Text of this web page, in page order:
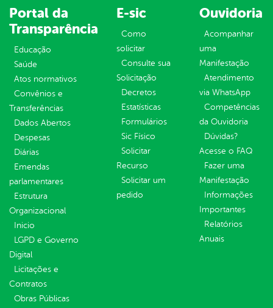
Portal da
Transparência
Educação
Saúde
Atos normativos
Convênios e
Transferências
Dados Abertos
Despesas
Diárias
Emendas
parlamentares
Estrutura
Organizacional
Inicio
LGPD e Governo
Digital
Licitações e
Contratos
Obras Públicas
E-sic
Como
solicitar
Consulte sua
Solicitação
Decretos
Estatísticas
Formulários
Sic Físico
Solicitar
Recurso
Solicitar um
pedido
Ouvidoria
Acompanhar
uma
Manifestação
Atendimento
via WhatsApp
Competências
da Ouvidoria
Dúvidas?
Acesse o FAQ
Fazer uma
Manifestação
Informações
Importantes
Relatórios
Anuais